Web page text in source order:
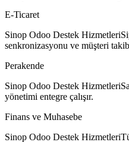
E-Ticaret
Sinop Odoo Destek
senkronizasyonu ve müşteri
Perakende
Sinop Odoo Destek
yönetimi entegre çalışır.
Finans ve Muhasebe
Sinop Odoo Destek